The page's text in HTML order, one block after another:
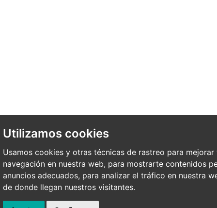
Utilizamos cookies
Usamos cookies y otras técnicas de rastreo para
navegación en nuestra web, para mostrarte contenidos
anuncios adecuados, para analizar el tráfico en nuestra
de donde llegan nuestros visitantes.